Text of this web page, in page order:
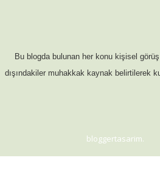
Bu blogda bulunan her konu kişisel
dışındakiler muhakkak kaynak belirtilerek
bloggertasarim.